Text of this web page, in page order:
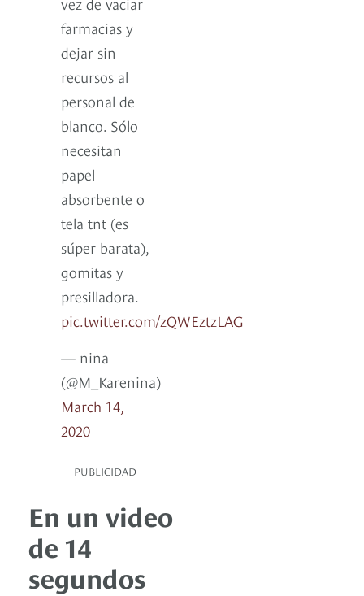
farmacias y
dejar sin
recursos al
personal de
blanco. Sólo
necesitan
papel
absorbente o
tela tnt (es
súper barata),
gomitas y
presilladora.
pic.twitter.com/zQWEztzLAG
— nina
(@M_Karenina)
March 14,
2020
PUBLICIDAD
En un video
de 14
segundos